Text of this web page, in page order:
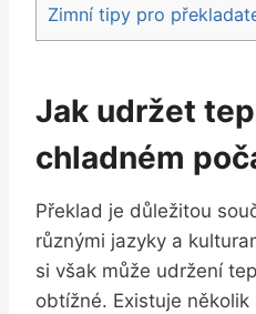
Zimní tipy pro
Jak udržet
chladném
Překlad je důležitou
různými jazyky a
si však může udržení
obtížné. Existuje